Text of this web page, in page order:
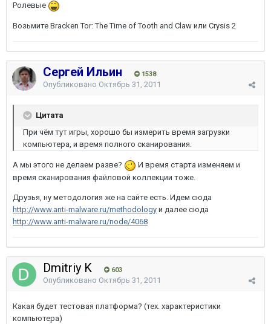
Ролевые
Возьмите Bracken Tor: The Time of Tooth and Claw или Crysis 2
Сергей Ильин 1538
Опубликовано Октябрь 31, 2011
Цитата
При чём тут игры, хорошо бы измерить время загрузки
компьютера, и время полного сканирования.
А мы этого не делаем разве?
И время старта изменяем и
время сканирования файловой коллекции тоже.
Друзья, ну методология же на сайте есть. Идем сюда
http://www.anti-malware.ru/methodology и далее сюда
http://www.anti-malware.ru/node/4068
Dmitriy K 603
Опубликовано Октябрь 31, 2011
Какая будет тестовая платформа? (тех. характеристики
компьютера)